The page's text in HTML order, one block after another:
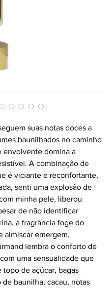
suas notas doces a
baunilhados no caminho
envolvente domina a
A combinação de
é viciante e reconfortante,
senti uma explosão de
minha pele, liberou
de não identificar
a fragrância foge do
almíscar emergem,
lembra o conforto de
uma sensualidade que
de açúcar, bagas
baunilha, cacau, notas